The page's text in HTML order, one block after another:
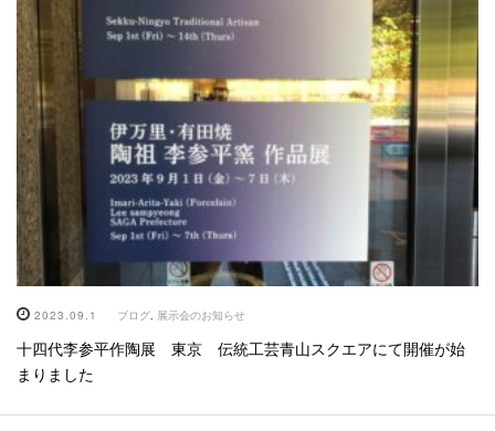
2023.09.1 ブログ 展示会のお知らせ
十四代李参平作陶展 東京 伝統工芸青山スクエアにて開催が始
まりました